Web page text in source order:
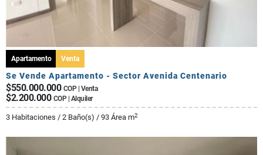
Apartamento Venta
Se Vende Apartamento - Sector Avenida Centenario
$550.000.000 COP | Venta
$2.200.000 COP | Alquiler
3 Habitaciones / 2 Baño(s) / 93 Área m2